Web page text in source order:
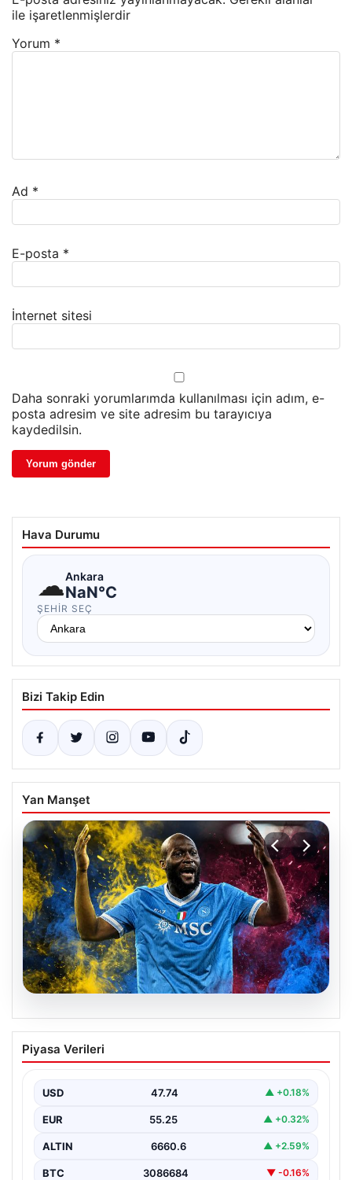
ile işaretlenmişlerdir
Yorum *
Ad *
E-posta *
İnternet sitesi
Daha sonraki yorumlarımda kullanılması için adım, e-
posta adresim ve site adresim bu tarayıcıya
kaydedilsin.
Hava Durumu
☁Ankara
NaN°C
ŞEHIR SEÇ
Bizi Takip Edin
Yan Manşet
Fenerbahçe’nin İstediği Lukaku’yu
Trabzonspor da Takip Ediyor: Yeni
İtalya Serie A’da Napoli forması giyen ve takımda
Piyasa Verileri
USD 47.74 ▲ +0.18%
EUR 55.25 ▲ +0.32%
ALTIN 6660.6 ▲ +2.59%
BTC 3086684 ▼ -0.16%